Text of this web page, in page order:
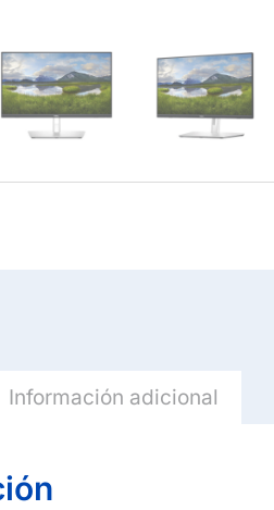
Información adicional